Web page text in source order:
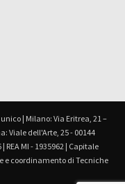
| Milano: Via Eritrea, 21 –
Viale dell'Arte, 25 - 00144
REA MI - 1935962 | Capitale
e coordinamento di Tecniche